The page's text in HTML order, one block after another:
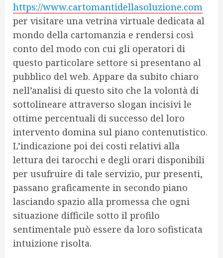
https://www.cartomantidellasoluzione.com
per visitare una vetrina virtuale dedicata al
mondo della cartomanzia e rendersi così
conto del modo con cui gli operatori di
questo particolare settore si presentano al
pubblico del web. Appare da subito chiaro
nell’analisi di questo sito che la volontà di
sottolineare attraverso slogan incisivi le
ottime percentuali di successo del loro
intervento domina sul piano contenutistico.
L’indicazione poi dei costi relativi alla
lettura dei tarocchi e degli orari disponibili
per usufruire di tale servizio, pur presenti,
passano graficamente in secondo piano
lasciando spazio alla promessa che ogni
situazione difficile sotto il profilo
sentimentale può essere da loro sofisticata
intuizione risolta.